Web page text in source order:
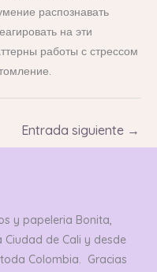
распознавать
на эти
работы с стрессом
Entrada siguiente →
y papeleria Bonita,
Ciudad de Cali y desde
Colombia. Gracias